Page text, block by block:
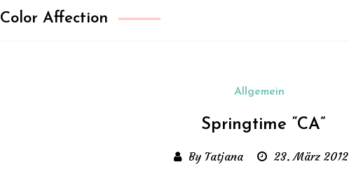
Color Affection
Allgemein
Springtime “CA”
By Tatjana 23. März 2012